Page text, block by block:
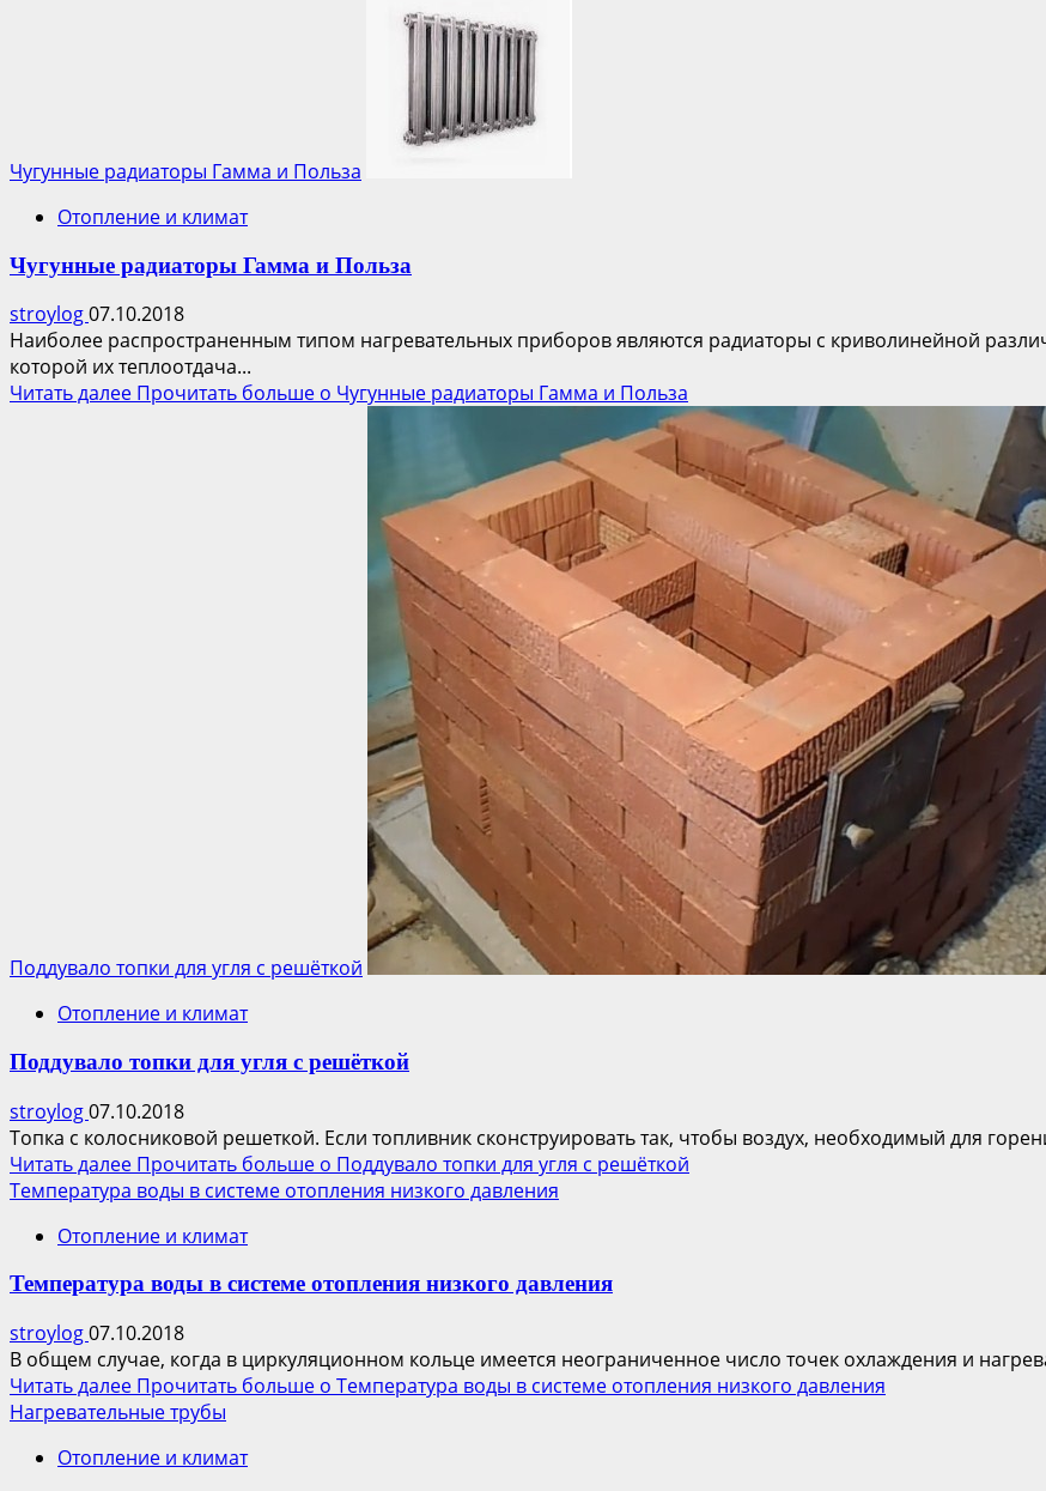
Чугунные радиаторы Гамма и Польза
Отопление и климат
Чугунные радиаторы Гамма и Польза
stroylog07.10.2018
Наиболее распространенным типом нагревательных приборов являются радиаторы с криволинейной
которой их теплоотдача...
Читать далее Прочитать больше о Чугунные радиаторы Гамма и Польза
Поддувало топки для угля с решёткой
Отопление и климат
Поддувало топки для угля с решёткой
stroylog07.10.2018
Топка с колосниковой решеткой. Если топливник сконструировать так, чтобы воздух, необходимый для
Читать далее Прочитать больше о Поддувало топки для угля с решёткой
Температура воды в системе отопления низкого давления
Отопление и климат
Температура воды в системе отопления низкого давления
stroylog07.10.2018
В общем случае, когда в циркуляционном кольце имеется неограниченное число точек охлаждения и
Читать далее Прочитать больше о Температура воды в системе отопления низкого давления
Нагревательные трубы
Отопление и климат